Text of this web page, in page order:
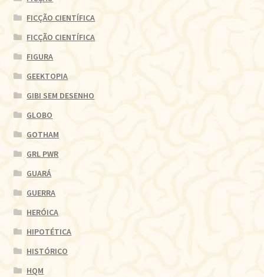
FICÇÃO CIENTÍFICA
FICÇÃO CIENTÍFICA
FIGURA
GEEKTOPIA
GIBI SEM DESENHO
GLOBO
GOTHAM
GRL PWR
GUARÁ
GUERRA
HERÓICA
HIPOTÉTICA
HISTÓRICO
HQM